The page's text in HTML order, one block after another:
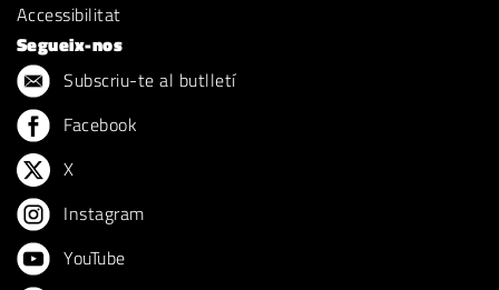
Accessibilitat
Segueix-nos
Subscriu-te al butlletí
Facebook
X
Instagram
YouTube